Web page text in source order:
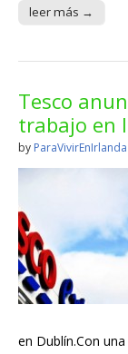
leer más →
Tesco
trabajo en
by ParaVivirEnIrlanda
en Dublín.Con